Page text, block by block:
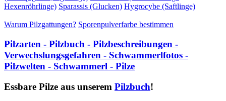
Hexenröhrlinge) Sparassis (Glucken) Hygrocybe (Saftlinge)
Warum Pilzgattungen? Sporenpulverfarbe bestimmen
Pilzarten - Pilzbuch - Pilzbeschreibungen -
Verwechslungsgefahren - Schwammerlfotos -
Pilzwelten - Schwammerl - Pilze
Essbare Pilze aus unserem Pilzbuch!